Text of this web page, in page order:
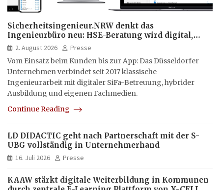
Sicherheitsingenieur.NRW denkt das
Ingenieurbüro neu: HSE-Beratung wird digital,
hybrid und multimedial
2. August 2026
Presse
Vom Einsatz beim Kunden bis zur App: Das Düsseldorfer
Unternehmen verbindet seit 2017 klassische
Ingenieurarbeit mit digitaler SiFa-Betreuung, hybrider
Ausbildung und eigenen Fachmedien.
Continue Reading
LD DIDACTIC geht nach Partnerschaft mit der S-
UBG vollständig in Unternehmerhand
16. Juli 2026 Presse
KAAW stärkt digitale Weiterbildung in Kommunen